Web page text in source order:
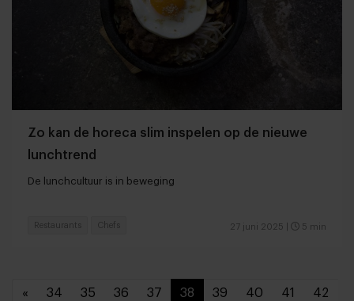
Zo kan de horeca slim inspelen op de nieuwe
lunchtrend
De lunchcultuur is in beweging
27 juni 2025 5 min
Restaurants Chefs
« 34 35 36 37 38 39 40 41 42